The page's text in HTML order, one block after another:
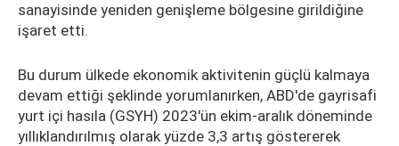
sanayisinde yeniden genişleme bölgesine girildiğine
işaret etti.
Bu durum ülkede ekonomik aktivitenin güçlü kalmaya
devam ettiği şeklinde yorumlanırken, ABD'de gayrisafi
yurt içi hasıla (GSYH) 2023'ün ekim-aralık döneminde
yıllıklandırılmış olarak yüzde 3,3 artış göstererek